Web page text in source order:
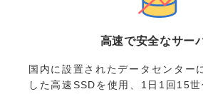
高速で安全なサー
国内に設置されたデータセンター
した高速SSDを使用、1日1回15